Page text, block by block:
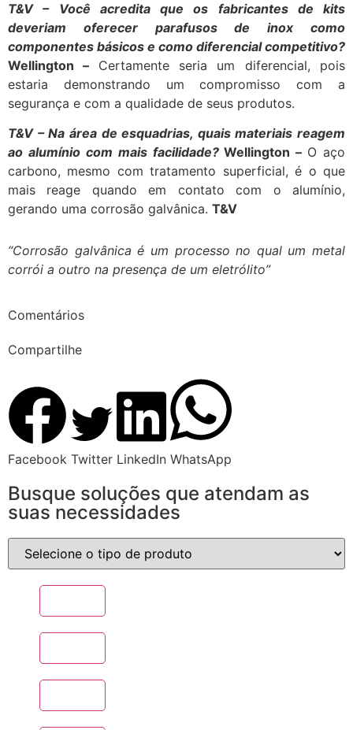
T&V – Você acredita que os fabricantes de kits
deveriam oferecer parafusos de inox como
componentes básicos e como diferencial competitivo?
Wellington – Certamente seria um diferencial, pois
estaria demonstrando um compromisso com a
segurança e com a qualidade de seus produtos.
T&V – Na área de esquadrias, quais materiais reagem
ao alumínio com mais facilidade?Wellington – O aço
carbono, mesmo com tratamento superficial, é o que
mais reage quando em contato com o alumínio,
gerando uma corrosão galvânica. T&V
“Corrosão galvânica é um processo no qual um metal
corrói a outro na presença de um eletrólito”
Comentários
Compartilhe
Facebook Twitter LinkedIn WhatsApp
Busque soluções que atendam as
suas necessidades